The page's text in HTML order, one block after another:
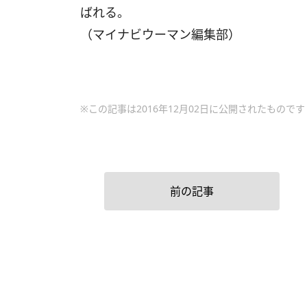
ばれる。
（マイナビウーマン編集部）
※この記事は2016年12月02日に公開されたものです
前の記事